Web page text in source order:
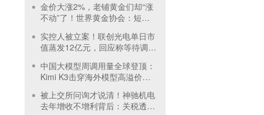
金价大涨2%，老铺黄金们却“涨
不动”了！世界黄金协会：短期
实控人被立案！联创光电单日市
值蒸发12亿元，回应称等待调查
中国大模型周调用量全球登顶：
Kimi K3击穿海外模型高溢价壁
被上交所问询才说清！神驰机电
去年增收不增利背后：关税透支